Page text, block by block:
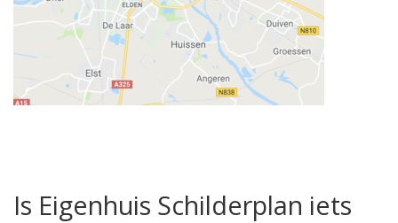
Is Eigenhuis Schilderplan iets